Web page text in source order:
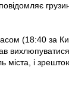
(18:40 за
міста, і